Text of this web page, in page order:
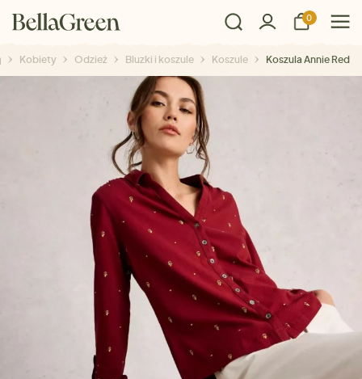
0
Kobiety Odzież Bluzki i koszule Koszule Koszula Annie Red